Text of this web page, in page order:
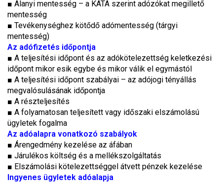
■ Alanyi mentesség – a KATA szerint adózókat megillető
mentesség
■ Tevékenységhez kötődő adómentesség (tárgyi
mentesség)
Az adófizetés időpontja
■ A teljesítési időpont és az adókötelezettség keletkezési
időpont mikor esik egybe és mikor válik el egymástól
■ A teljesítési időpont szabályai – az adójogi tényállás
megvalósulásának időpontja
■ A részteljesítés
■ A folyamatosan teljesített vagy időszaki elszámolású
ügyletek fogalma
Az adóalapra vonatkozó szabályok
■ Árengedmény kezelése az áfában
■ Járulékos költség és a mellékszolgáltatás
■ Elszámolási kötelezettséggel átvett pénzek kezelése
Ingyenes ügyletek adóalapja